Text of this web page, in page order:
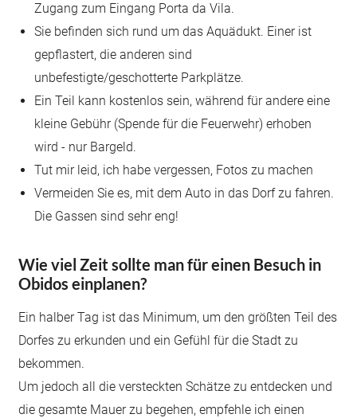
Zugang zum Eingang Porta da Vila.
Sie befinden sich rund um das Aquädukt. Einer ist
gepflastert, die anderen sind
unbefestigte/geschotterte Parkplätze.
Ein Teil kann kostenlos sein, während für andere eine
kleine Gebühr (Spende für die Feuerwehr) erhoben
wird - nur Bargeld.
Tut mir leid, ich habe vergessen, Fotos zu machen
Vermeiden Sie es, mit dem Auto in das Dorf zu fahren.
Die Gassen sind sehr eng!
Wie viel Zeit sollte man für einen Besuch in
Obidos einplanen?
Ein halber Tag ist das Minimum, um den größten Teil des
Dorfes zu erkunden und ein Gefühl für die Stadt zu
bekommen.
Um jedoch all die versteckten Schätze zu entdecken und
die gesamte Mauer zu begehen, empfehle ich einen